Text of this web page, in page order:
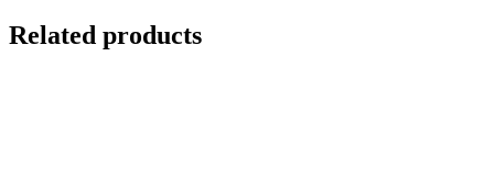
Related products